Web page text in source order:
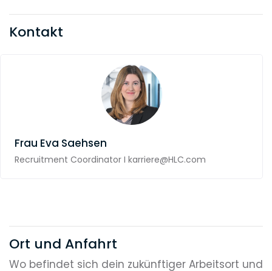
Kontakt
Frau Eva Saehsen
Recruitment Coordinator I karriere@HLC.com
Ort und Anfahrt
Wo befindet sich dein zukünftiger Arbeitsort und